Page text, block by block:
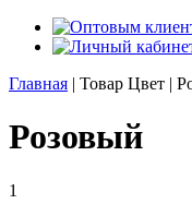
Главная | Товар Цвет |
Розовый
1